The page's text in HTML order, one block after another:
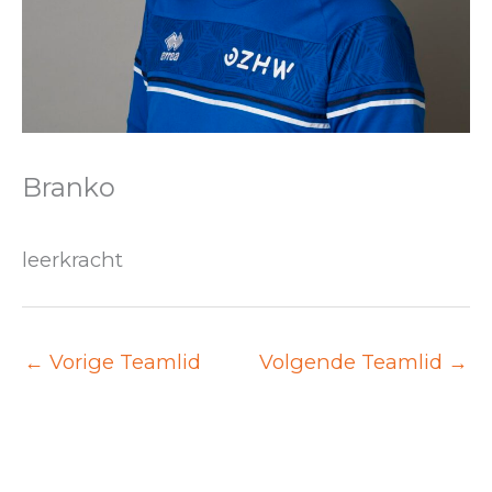
Branko
leerkracht
← Vorige Teamlid Volgende Teamlid →